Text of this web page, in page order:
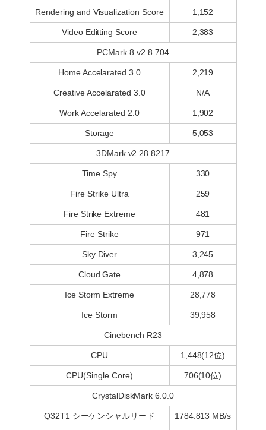
Rendering and Visualization Score 1,152
Video Editting Score 2,383
PCMark 8 v2.8.704
Home Accelarated 3.0 2,219
Creative Accelarated 3.0 N/A
Work Accelarated 2.0 1,902
Storage 5,053
3DMark v2.28.8217
Time Spy 330
Fire Strike Ultra 259
Fire Strike Extreme 481
Fire Strike 971
Sky Diver 3,245
Cloud Gate 4,878
Ice Storm Extreme 28,778
Ice Storm 39,958
Cinebench R23
CPU 1,448(12位)
CPU(Single Core) 706(10位)
CrystalDiskMark 6.0.0
Q32T1 シーケンシャルリード 1784.813 MB/s